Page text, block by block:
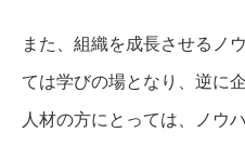
また、組織を成長させるノ
ては学びの場となり、逆に
人材の方にとっては、ノウ